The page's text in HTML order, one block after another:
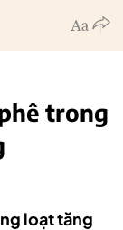
trong
loạt tăng